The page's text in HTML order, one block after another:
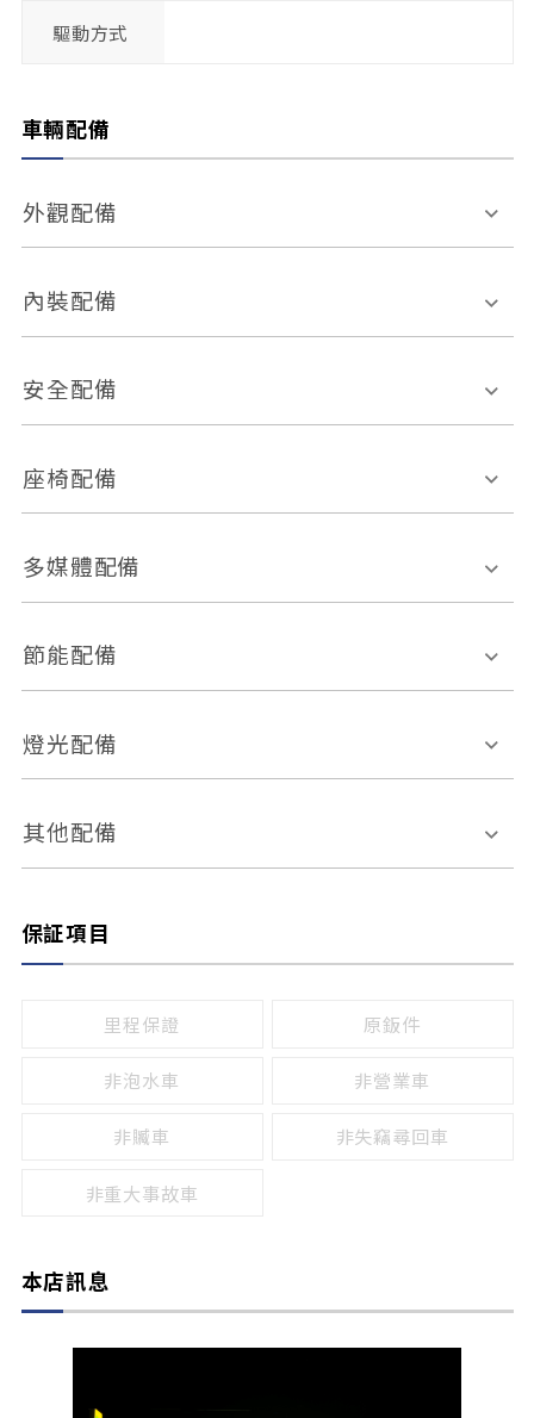
驅動方式
車輛配備
外觀配備
電動天窗
後視鏡方向指示燈
內裝配備
多功能方向盤
恆溫空調
安全配備
前座正面氣囊
ABS防鎖死
車道偏離警示
自動停車系統 盲點偵測系統
倒車雷達
座椅配備
皮椅
無
有
多媒體配備
外部音源接入
節能配備
引擎啟閉系統
燈光配備
感應頭燈
頭燈光源
其他配備
保証項目
里程保證 原鈑件
非泡水車 非營業車
非贓車 非失竊尋回車
非重大事故車
本店訊息